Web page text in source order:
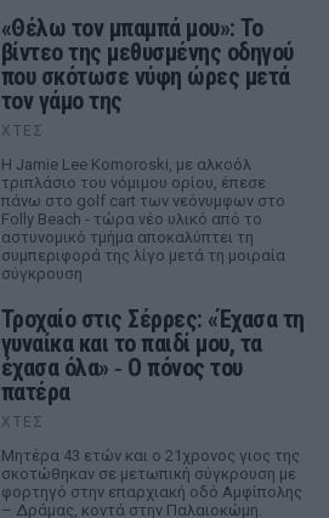
«Θέλω τον μπαμπά μου»: Το
βίντεο της μεθυσμένης οδηγού
που σκότωσε νύφη ώρες μετά
τον γάμο της
ΧΤΕΣ
Η Jamie Lee Komoroski, με αλκοόλ
τριπλάσιο του νόμιμου ορίου, έπεσε
πάνω στο golf cart των νεόνυμφων στο
Folly Beach - τώρα νέο υλικό από το
αστυνομικό τμήμα αποκαλύπτει τη
συμπεριφορά της λίγο μετά τη μοιραία
σύγκρουση
Τροχαίο στις Σέρρες: «Έχασα τη
γυναίκα και το παιδί μου, τα
έχασα όλα» ‑ Ο πόνος του
πατέρα
ΧΤΕΣ
Μητέρα 43 ετών και ο 21χρονος γιος της
σκοτώθηκαν σε μετωπική σύγκρουση με
φορτηγό στην επαρχιακή οδό Αμφίπολης
– Δράμας, κοντά στην Παλαιοκώμη.